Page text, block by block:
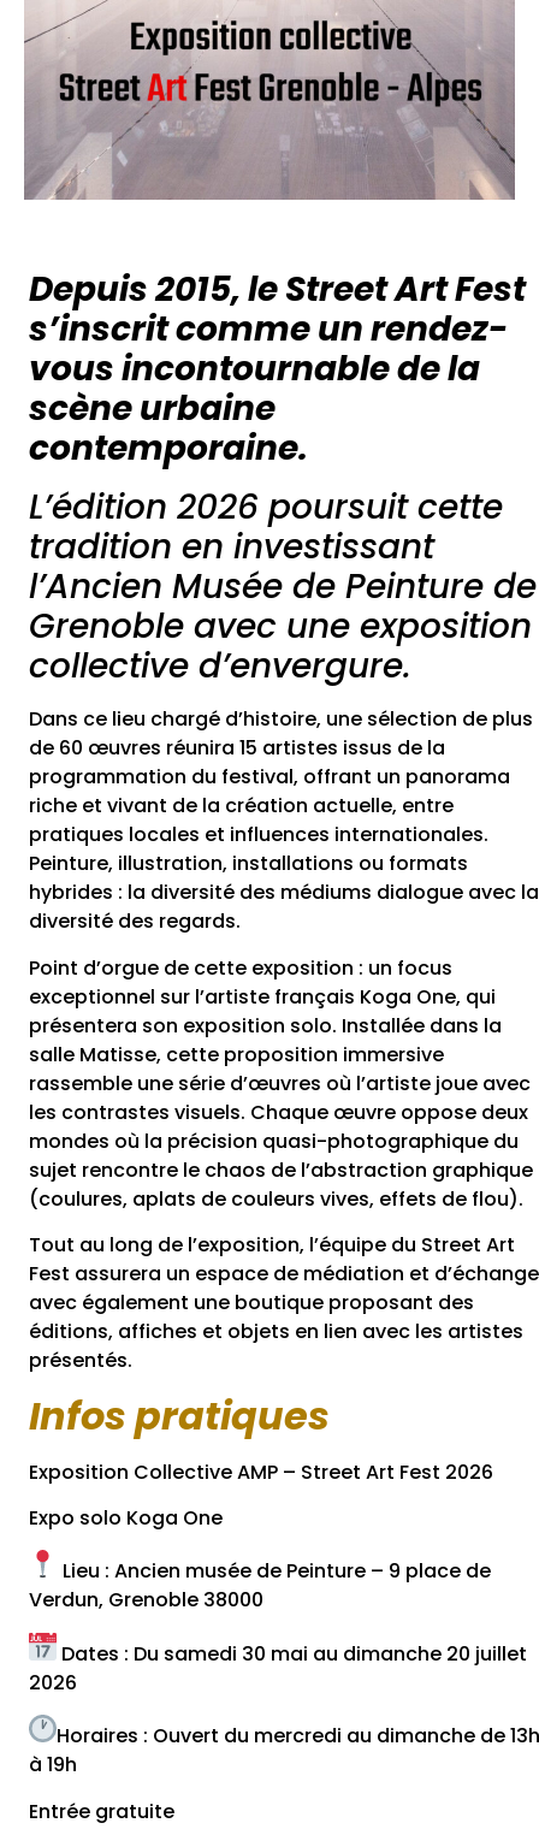
Depuis 2015, le Street Art Fest
s’inscrit comme un rendez-
vous incontournable de la
scène urbaine
contemporaine.
L’édition 2026 poursuit cette
tradition en investissant
l’Ancien Musée de Peinture de
Grenoble avec une exposition
collective d’envergure.
Dans ce lieu chargé d’histoire, une sélection de plus
de 60 œuvres réunira 15 artistes issus de la
programmation du festival, offrant un panorama
riche et vivant de la création actuelle, entre
pratiques locales et influences internationales.
Peinture, illustration, installations ou formats
hybrides : la diversité des médiums dialogue avec la
diversité des regards.
Point d’orgue de cette exposition : un focus
exceptionnel sur l’artiste français Koga One, qui
présentera son exposition solo. Installée dans la
salle Matisse, cette proposition immersive
rassemble une série d’œuvres où l’artiste joue avec
les contrastes visuels. Chaque œuvre oppose deux
mondes où la précision quasi-photographique du
sujet rencontre le chaos de l’abstraction graphique
(coulures, aplats de couleurs vives, effets de flou).
Tout au long de l’exposition, l’équipe du Street Art
Fest assurera un espace de médiation et
avec également une boutique proposant des
éditions, affiches et objets en lien avec les artistes
présentés.
Infos pratiques
Exposition Collective AMP – Street Art Fest 2026
Expo solo Koga One
Lieu : Ancien musée de Peinture – 9 place de
Verdun, Grenoble 38000
Dates : Du samedi 30 mai au dimanche 20 juillet
2026
Horaires : Ouvert du mercredi au dimanche de 13h
à 19h
Entrée gratuite